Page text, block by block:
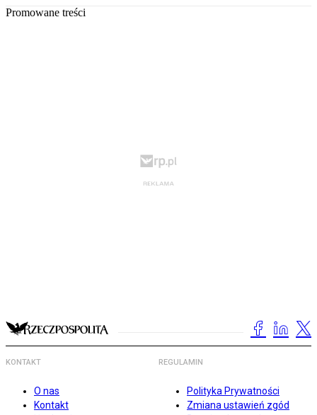
Promowane treści
KONTAKT
O nas
Kontakt
REGULAMIN
Polityka Prywatności
Zmiana ustawień zgód